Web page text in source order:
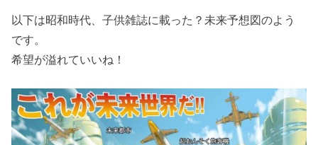
以下は昭和時代、子供雑誌に載った？未来予想図のよう
です。
希望が溢れていいね！